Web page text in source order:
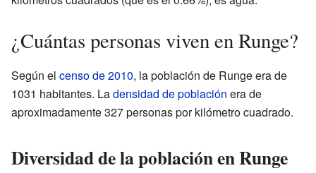
¿Cuántas personas viven en Runge?
Según el censo de 2010, la población de Runge era de
1031 habitantes. Ladensidad de población era de
aproximadamente 327 personas por kilómetro cuadrado.
Diversidad de la población en Runge